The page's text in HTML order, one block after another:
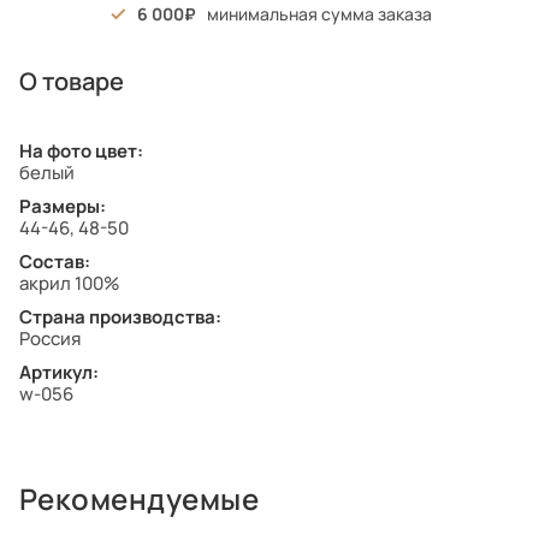
6 000 минимальная сумма заказа
О товаре
На фото цвет:
белый
Размеры:
44-46, 48-50
Состав:
акрил 100%
Страна производства:
Россия
Артикул:
w-056
Рекомендуемые